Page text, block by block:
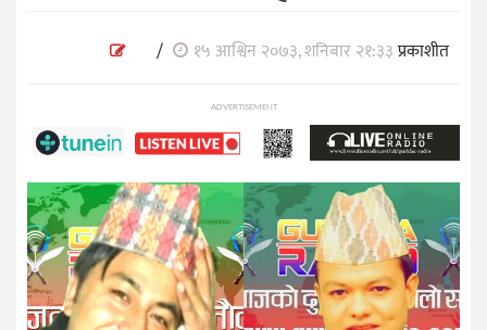
/ १५ आश्विन २०७३, शनिबार २१:३३प्रकाशीत
ADVERTISEMENT